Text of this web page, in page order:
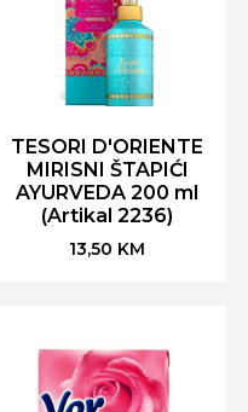
TESORI D'ORIENTE
MIRISNI ŠTAPIĆI
AYURVEDA 200 ml
(Artikal 2236)
13,50 KM